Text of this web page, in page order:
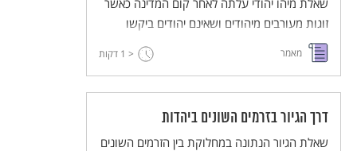
שאלת מיהו יהודי עלתה לאחר קום המדינה כאשר
זוגות מעורבים מיהודים ושאינם יהודים ביקשו
הממשלה למנות וועדה שתכריע בנושא זה.
מאמר < 1 דקות
דרך הגיור בזרמים השונים ביהדות
שאלת הגיור הנתונה במחלוקת בין הזרמים השונים